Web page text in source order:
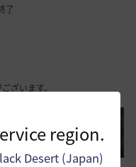
region.
Desert (Japan)
了
ざいます。